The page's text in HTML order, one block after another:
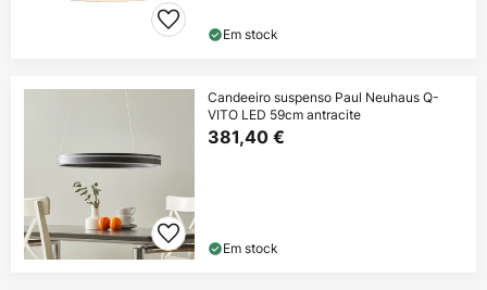
Em stock
Candeeiro suspenso Paul Neuhaus Q-
VITO LED 59cm antracite
381,40 €
Em stock